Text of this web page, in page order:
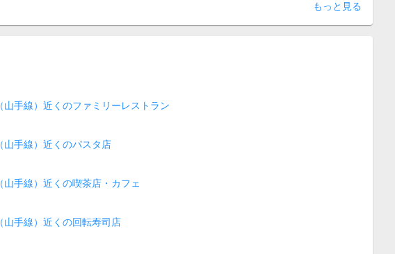
もっと見る
山手線）近くのファミリーレストラン
山手線）近くのパスタ店
山手線）近くの喫茶店・カフェ
山手線）近くの回転寿司店